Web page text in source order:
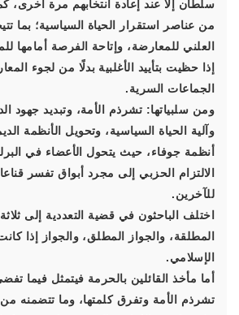
سلطان إلا عند إعادة انتخابهم مرة أخرى،
من عناصر استقرار الحياة السياسية؛ بما
العلني للمعارضة، وإتاحة الفرصة أمامها
إذا حظيت بتأييد الأغلبية بدلًا من لجوء
الجماعات السرية.
ومن سلبياتها: تشرذم الأمة، وتبديد جهود
وآلية الحياة السياسية، وتحويل الأنظمة
أنظمة جوفاء، حيث يتحول الأعضاء في
الالتزام الحزبي إلى مجرد أبواق تفسر
للآخرين.
اختلف الباحثون في قضية التعددية إلى
المطلقة، والجواز المطلق، والجواز إذا
الإسلامي.
أما مأخذ القائلين بالحرمة فيتمثل فيما
تشرذم الأمة وتفرق كلمتها، وما تتضمنه من